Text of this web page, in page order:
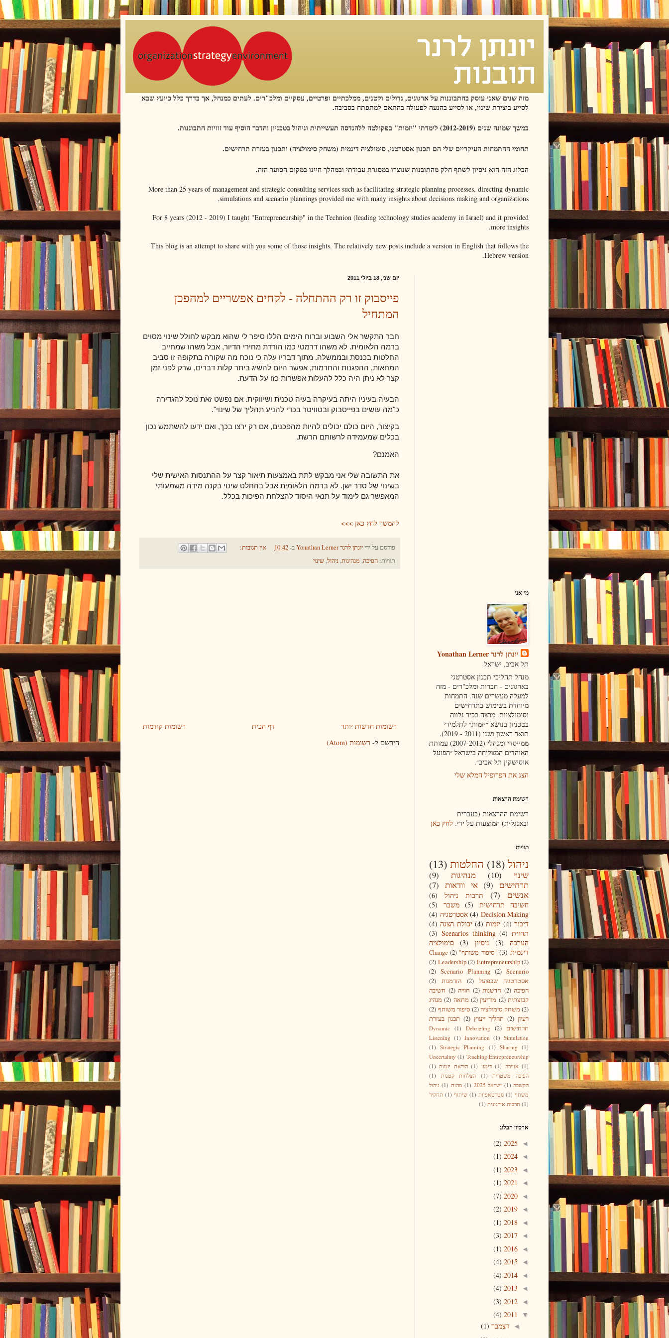
מזה שנים שאני עוסק בהתבוננות על ארגונים, גדולים וקטנים, ממלכתיים ופרטיים, עסקיים ומלכ"רים. לעתים כמנהל, אך בדרך כלל כיועץ שבא
לסייע ביצירת שינוי, או לסייע בהנעה לפעולה בהתאם למתפתח בסביבה.
במשך שמונה שנים (2012-2019) לימדתי "יזמות" בפקולטה ללהנדסה תעשייתית וניהול בטכניון והדבר הוסיף עוד זוויות התבוננות.
תחומי ההתמחות העיקריים שלי הם תכנון אסטרטגי, סימולציה דינמית (משחק סימולציה) ותכנון בעזרת תרחישים.
הבלוג הזה הוא ניסיון לשתף חלק מהתובנות שנוצרו במסגרת עבודתי ובמהלך חיינו במקום הסוער הזה.
More than 25 years of management and strategic consulting services such as facilitating strategic planning processes, directing dynamic
simulations and scenario plannings provided me with many insights about decisions making and organizations.
For 8 years (2012 - 2019) I taught "Entrepreneurship" in the Technion (leading technology studies academy in Israel) and it provided
more insights.
This blog is an attempt to share with you some of those insights. The relatively new posts include a version in English that follows the
Hebrew version.
יום שני, 18 ביולי 2011
פייסבוק זו רק ההתחלה - לקחים אפשריים למהפכן
המתחיל
חבר התקשר אלי השבוע וברוח הימים הללו סיפר לי שהוא מבקש לחולל שינוי מסוים
ברמה הלאומית. לא משהו דרמטי כמו הורדת מחירי הדיור, אבל משהו שמחייב
החלטות בכנסת ובממשלה. מתוך דבריו עלה כי נוכח מה שקורה בתקופה זו סביב
המחאות, ההפגנות והחרמות, אפשר היום להשיג ביתר קלות דברים, שרק לפני זמן
קצר לא ניתן היה כלל להעלות אפשרות כזו על הדעת.
הבעיה בעיניו היתה בעיקרה בעיה טכנית ושיווקית. אם נפשט זאת נוכל להגדירה
כ"מה עושים בפייסבוק ובטוויטר בכדי להניע תהליך של שינוי".
בקיצור, היום כולם יכולים להיות מהפכנים, אם רק ירצו בכך, ואם ידעו להשתמש נכון
בכלים שמעמידה לרשותם הרשת.
האמנם?
את התשובה שלי אני מבקש לתת באמצעות תיאור קצר על ההתנסות האישית שלי
בשינוי של סדר ישן. לא ברמה הלאומית אבל בהחלט שינוי בקנה מידה משמעותי
המאפשר גם לימוד על תנאי היסוד להצלחת הפיכות בכלל.
להמשך לחץ כאן >>>
פורסם על ידייונתן לרנר Yonathan Lerner ב-10:42
אין תגובות:
תוויות: הפיכה, מנהיגות,ניהול,שינוי
רשומות חדשות יותר רשומות קודמות
דף הבית
הירשם ל- רשומות (Atom)
מי אני
יונתן לרנר Yonathan Lerner
תל אביב, ישראל
מנהל תהליכי תכנון אסטרטגי
בארגונים - חברות ומלכ"רים - מזה
למעלה מעשרים שנה. התמחות
מיוחדת בשימוש בתרחישים
וסימולציות. מרצה בכיר נלווה
בטכניון בנושא ״יזמות״ לתלמידי
תואר ראשון ושני (2011 - 2019).
ממייסדי ומנהלי (2007-2012) עמותת
האוהדים המצליחה בישראל ״הפועל
אוסישקין תל אביב״.
הצג את הפרופיל המלא שלי
רשימת הרצאות
רשימת ההרצאות (בעברית
ובאנגלית) המוצעות על ידי. לחץ כאן
תוויות
ניהול (18) החלטות (13)
שינוי (10) מנהיגות
(9)
תרחישים
(9) אי וודאות (7)
אנשים
(7) תרבות ניהול
(6)
חשיבה תרחישית
(5) משבר
(5)
Decision Making
(4) אסטרטגיה (4)
דיבור (4) יזמות (4) יכולת הצגה (4)
תחזית (4)
Scenarios thinking
(3)
הערכה
(3) ניסיון (3)
סימולציה
דינמית (3) "סיפור משותף" (2)
Change
(2)
Entrepreneurship
(2)
Leadership
(2)
Scenario
(2)
Scenario Planning
(2)
אסטרטגיה שבפועל
(2) הזדמנות
(2)
הפיכה (2) חדשנות (2) חוויה (2) חשיבה
קבוצתית (2) מודיעין (2) מחאה (2) מנהיג
(2) משחק סימולציה (2) סיפור משותף (2)
רעיון (2) תהליך ייעוץ (2) תכנון בעזרת
תרחישים (2)
Debriefing
(1)
Dynamic
Simulation
(1)
Innovation
(1)
Listening
(1)
Sharing
(1)
Strategic Planning
(1)
Teaching Entrepreneurship
(1)
Uncertainty
(1) אווירה (1) דימוי (1) הוראת יזמות (1)
הפיכה משטרית
(1) הצלחות קטנות
(1)
הקשבה (1) ישראל 2025 (1) מהות (1) ניהול
משתף (1) סטרטאפיות (1) שיתוף (1) תחקיר
(1) תרבות אירגונית (1)
ארכיון הבלוג
◄
2025
(2)
◄
2024
(1)
◄
2023
(1)
◄
2021
(1)
◄
2020
(7)
◄
2019
(2)
◄
2018
(1)
◄
2017
(3)
◄
2016
(1)
◄
2015
(4)
◄
2014
(4)
◄
2013
(4)
◄
2012
(3)
▼
2011
(4)
◄ דצמבר (1)